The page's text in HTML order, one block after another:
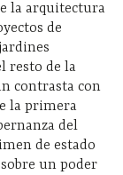
la arquitectura
de
resto de la
contrasta con
la primera
del
de estado
un poder